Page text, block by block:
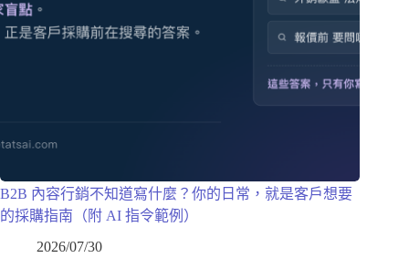
B2B 內容行銷不知道寫什麼？你的日常，就是客戶想要
的採購指南（附 AI 指令範例）
2026/07/30